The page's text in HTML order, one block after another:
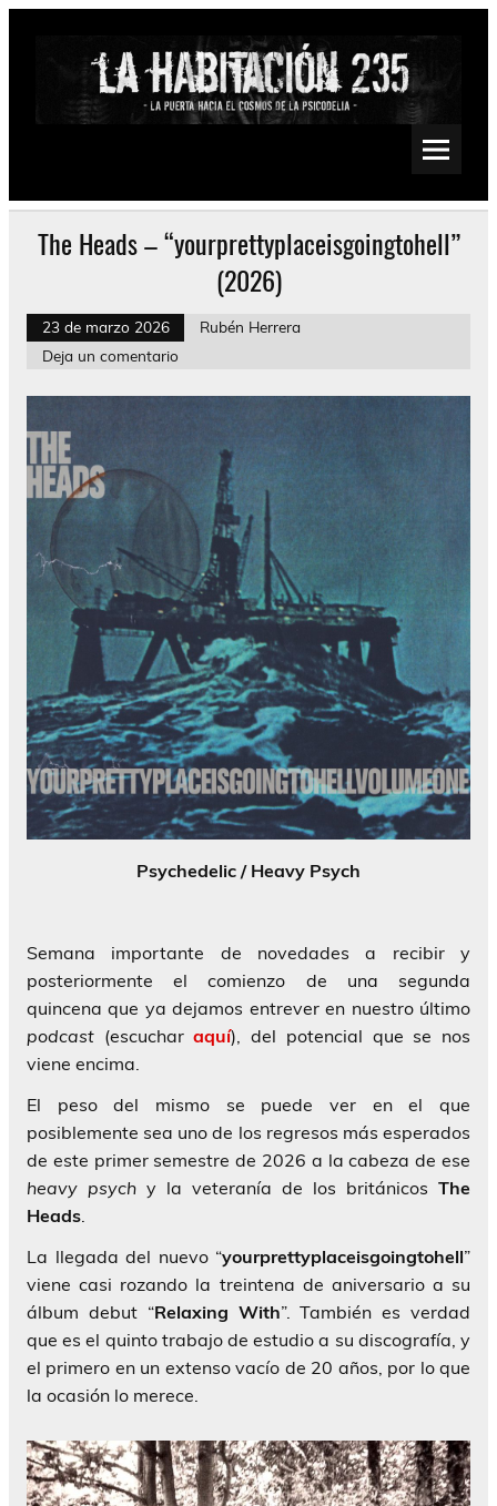
Saltar
Psychedelic, Stoner, Doom, Sludge, Fuzz, Space, Drone
The Heads – “yourprettyplaceisgoingtohell”
(2026)
23 de marzo 2026
Rubén Herrera
Deja un comentario
Psychedelic / Heavy Psych
Semana importante de novedades a recibir y
posteriormente el comienzo de una segunda
quincena que ya dejamos entrever en nuestro último
podcast (escucharaquí), del potencial que se nos
viene encima.
El peso del mismo se puede ver en el que
posiblemente sea uno de los regresos más esperados
de este primer semestre de 2026 a la cabeza de ese
heavy psych y la veteranía de los británicos The
Heads.
La llegada del nuevo “yourprettyplaceisgoingtohell”
viene casi rozando la treintena de aniversario a su
álbum debut “Relaxing With”. También es verdad
que es el quinto trabajo de estudio a su discografía, y
el primero en un extenso vacío de 20 años, por lo que
la ocasión lo merece.